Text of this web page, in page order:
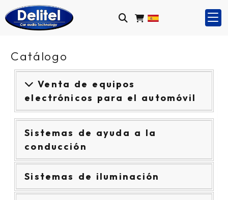
Catálogo
Venta de equipos
electrónicos para el automóvil
Sistemas de ayuda a la
conducción
Sistemas de iluminación